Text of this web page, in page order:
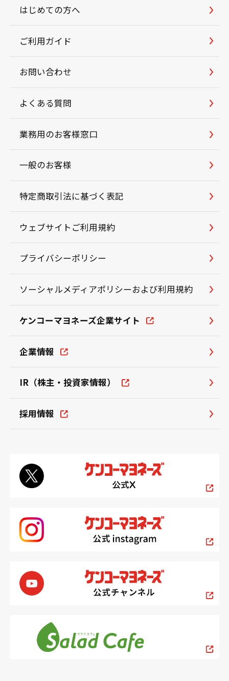
はじめての方へ
ご利用ガイド
お問い合わせ
よくある質問
業務用のお客様窓口
一般のお客様
特定商取引法に基づく表記
ウェブサイトご利用規約
プライバシーポリシー
ソーシャルメディアポリシーおよび利用規約
ケンコーマヨネーズ企業サイト
企業情報
IR（株主・投資家情報）
採用情報